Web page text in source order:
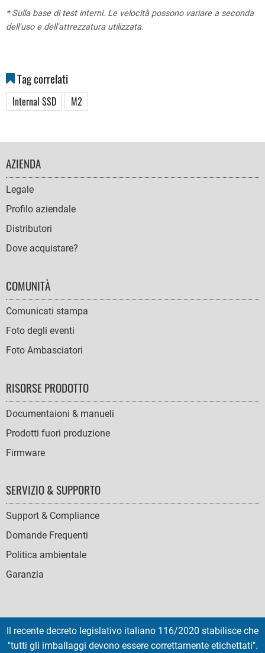
* Sulla base di test interni. Le velocità possono variare a seconda
dell'uso e dell'attrezzatura utilizzata.
Tag correlati
Internal SSD M2
FOOTER
NAVIGATION
AZIENDA
Legale
Profilo aziendale
Distributori
Dove acquistare?
COMUNITÀ
Comunicati stampa
Foto degli eventi
Foto Ambasciatori
RISORSE PRODOTTO
Documentaioni & manueli
Prodotti fuori produzione
Firmware
SERVIZIO & SUPPORTO
Support & Compliance
Domande Frequenti
Politica ambientale
Garanzia
SOCIAL
Il recente decreto legislativo italiano 116/2020 stabilisce che
"tutti gli imballaggi devono essere correttamente etichettati".